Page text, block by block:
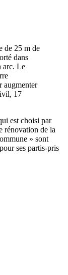
de 25 m de
dans
arc. Le
augmenter
17
est choisi par
rénovation de la
» sont
ses partis-pris